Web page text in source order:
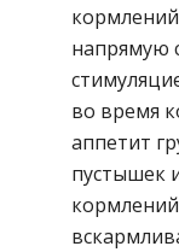
напрямую
во время
аппетит
пустышек